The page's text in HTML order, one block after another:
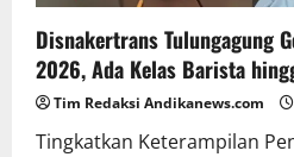
Disnakertrans Tulungagung
2026, Ada Kelas Barista
Tim Redaksi Andikanews.com
Tingkatkan Keterampilan